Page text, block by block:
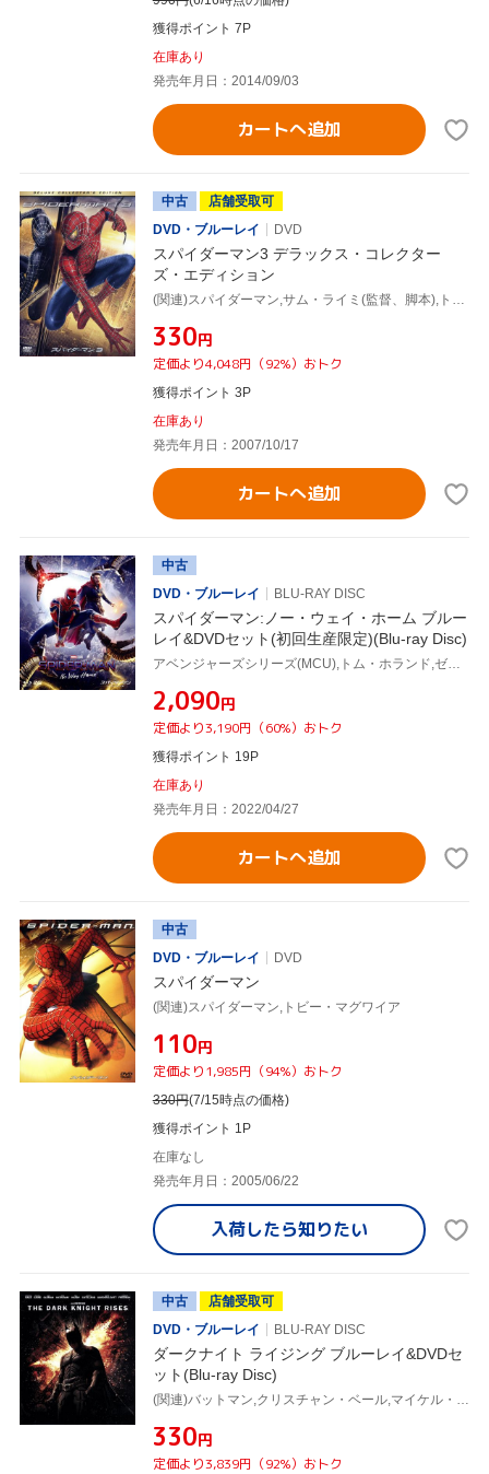
獲得ポイント 7P
在庫あり
発売年月日：2014/09/03
カートへ追加
中古
店舗受取可
DVD・ブルーレイ
DVD
スパイダーマン3 デラックス・コレクター
ズ・エディション
(関連)スパイダーマン,サム・ライミ(監督、脚本),トビー・マグワイア,キルスティン・ダンスト
¥330円
定価より4,048円（92%）おトク
獲得ポイント 3P
在庫あり
発売年月日：2007/10/17
カートへ追加
中古
DVD・ブルーレイ
BLU-RAY DISC
スパイダーマン:ノー・ウェイ・ホーム ブルー
レイ&DVDセット(初回生産限定)(Blu-ray Disc)
アベンジャーズシリーズ(MCU),トム・ホランド,ゼンデイヤ,ベネディクト・カンバーバッチ,ジョン・ファヴロー,ジェイコブ・バタロン,マリサ・トメイ,アルフレッド・モリーナ,ジョン・ワッツ(監督)
¥2,090円
定価より3,190円（60%）おトク
獲得ポイント 19P
在庫あり
発売年月日：2022/04/27
カートへ追加
中古
DVD・ブルーレイ
DVD
スパイダーマン
(関連)スパイダーマン,トビー・マグワイア
¥110円
定価より1,985円（94%）おトク
330円(7/15時点の価格)
獲得ポイント 1P
在庫なし
発売年月日：2005/06/22
入荷したら知りたい
中古
店舗受取可
DVD・ブルーレイ
BLU-RAY DISC
ダークナイト ライジング ブルーレイ&DVDセ
ット(Blu-ray Disc)
(関連)バットマン,クリスチャン・ベール,マイケル・ケイン,ゲイリー・オールドマン,クリストファー・ノーラン(監督、製作、脚本)
¥330円
定価より3,839円（92%）おトク